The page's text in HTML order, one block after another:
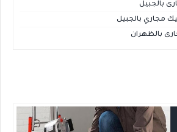
بالجبيل
مجاري بالجبيل
بالظهران